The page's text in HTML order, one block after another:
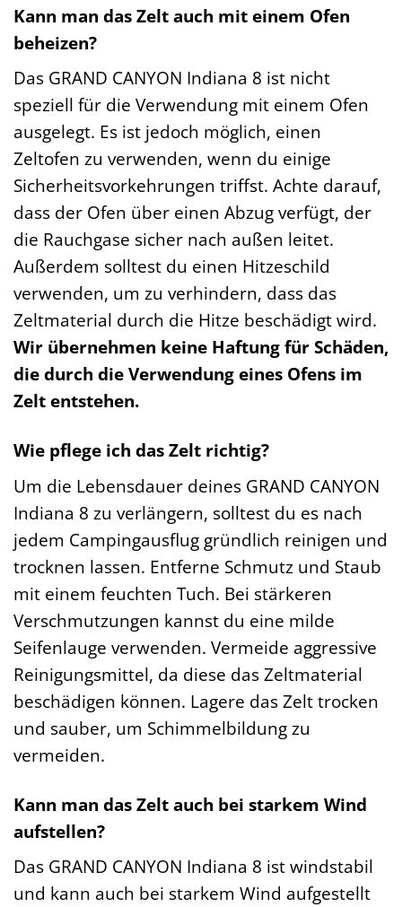
Kann man das Zelt auch mit einem Ofen
beheizen?
Das GRAND CANYON Indiana 8 ist nicht
speziell für die Verwendung mit einem Ofen
ausgelegt. Es ist jedoch möglich, einen
Zeltofen zu verwenden, wenn du einige
Sicherheitsvorkehrungen triffst. Achte darauf,
dass der Ofen über einen Abzug verfügt, der
die Rauchgase sicher nach außen leitet.
Außerdem solltest du einen Hitzeschild
verwenden, um zu verhindern, dass das
Zeltmaterial durch die Hitze beschädigt wird.
Wir übernehmen keine Haftung für Schäden,
die durch die Verwendung eines Ofens im
Zelt entstehen.
Wie pflege ich das Zelt richtig?
Um die Lebensdauer deines GRAND CANYON
Indiana 8 zu verlängern, solltest du es nach
jedem Campingausflug gründlich reinigen und
trocknen lassen. Entferne Schmutz und Staub
mit einem feuchten Tuch. Bei stärkeren
Verschmutzungen kannst du eine milde
Seifenlauge verwenden. Vermeide aggressive
Reinigungsmittel, da diese das Zeltmaterial
beschädigen können. Lagere das Zelt trocken
und sauber, um Schimmelbildung zu
vermeiden.
Kann man das Zelt auch bei starkem Wind
aufstellen?
Das GRAND CANYON Indiana 8 ist windstabil
und kann auch bei starkem Wind aufgestellt